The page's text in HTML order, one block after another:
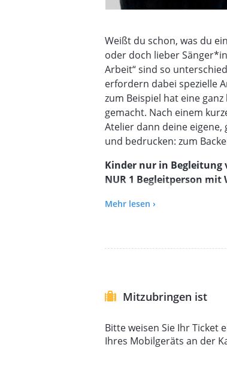
Weißt du schon, was du
oder doch lieber
Arbeit“ sind so
erfordern dabei spezielle
zum Beispiel hat eine
gemacht. Nach einem
Atelier dann deine eigene,
und bedrucken: zum
Kinder nur in Begleitung
NUR 1 Begleitperson
Mit Una Matanović
In der Veranstaltungsreihe
Findet im Rahmen des
Mehr lesen ›
Mitzubringen ist
Bitte weisen Sie Ihr Ticket
Ihres Mobilgeräts an der